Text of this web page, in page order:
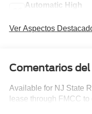
Automatic High
Ver Aspectos
Comentarios
Available for NJ State
lease through FMCC to